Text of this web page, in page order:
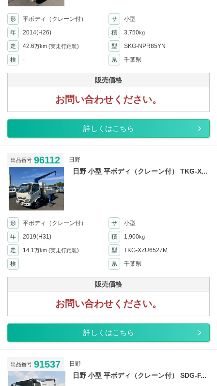
形 平ボディ（クレーン付） サ
小型
年
2014(H26) 積 3,750kg
走 42.6万km (実走行距離) 型
SKG-NPR85YN
検
- 県 千葉県
販売価格
お問い合わせください。
詳しくはこちら
出品番号 96112 日野
日野 小型 平ボディ（クレーン付） TKG-X...
形 平ボディ（クレーン付） サ
小型
年
2019(H31) 積 1,900kg
走 14.1 万km (実走行距離) 型
TKG-XZU6527M
検
- 県 千葉県
販売価格
お問い合わせください。
詳しくはこちら
出品番号 91537 日野
日野 小型 平ボディ（クレーン付） SDG-F...